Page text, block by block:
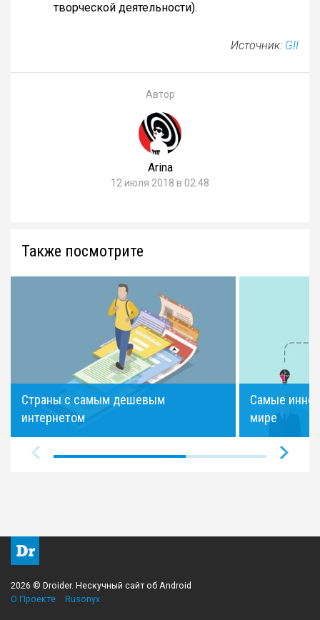
творческой деятельности).
Источник: GII
Автор
Arina
12 июля 2018 в 02:48
Также посмотрите
Страны с самым дешевым
интернетом
Самые
мире
2026 © Droider. Нескучный сайт об Android
О Проекте
Rusonyx